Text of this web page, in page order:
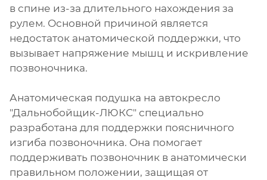
в спине из-за длительного нахождения за
рулем. Основной причиной является
недостаток анатомической поддержки, что
вызывает напряжение мышц и искривление
позвоночника.
Анатомическая подушка на автокресло
"Дальнобойщик-ЛЮКС" специально
разработана для поддержки поясничного
изгиба позвоночника. Она помогает
поддерживать позвоночник в анатомически
правильном положении, защищая от